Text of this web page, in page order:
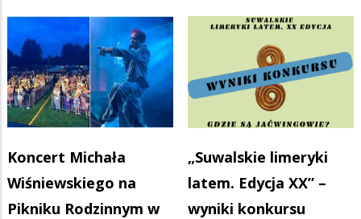
Koncert Michała
Wiśniewskiego na
Pikniku Rodzinnym w
„Suwalskie limeryki
latem. Edycja XX” –
wyniki konkursu